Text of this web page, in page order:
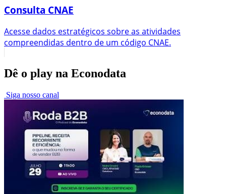
Consulta CNAE
Acesse dados estratégicos sobre as atividades
compreendidas dentro de um código CNAE.
Dê o play na Econodata
Siga nosso canal